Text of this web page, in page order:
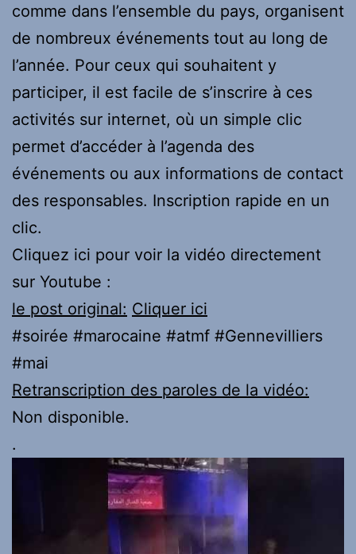
comme dans l’ensemble du pays, organisent
de nombreux événements tout au long de
l’année. Pour ceux qui souhaitent y
participer, il est facile de s’inscrire à ces
activités sur internet, où un simple clic
permet d’accéder à l’agenda des
événements ou aux informations de contact
des responsables. Inscription rapide en un
clic.
Cliquez ici pour voir la vidéo directement
sur Youtube :
le post original: Cliquer ici
#soirée #marocaine #atmf #Gennevilliers
#mai
Retranscription des paroles de la vidéo:
Non disponible.
.